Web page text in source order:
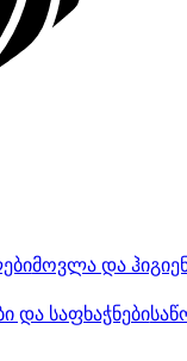
მოვლა და
და საფხაჭნები